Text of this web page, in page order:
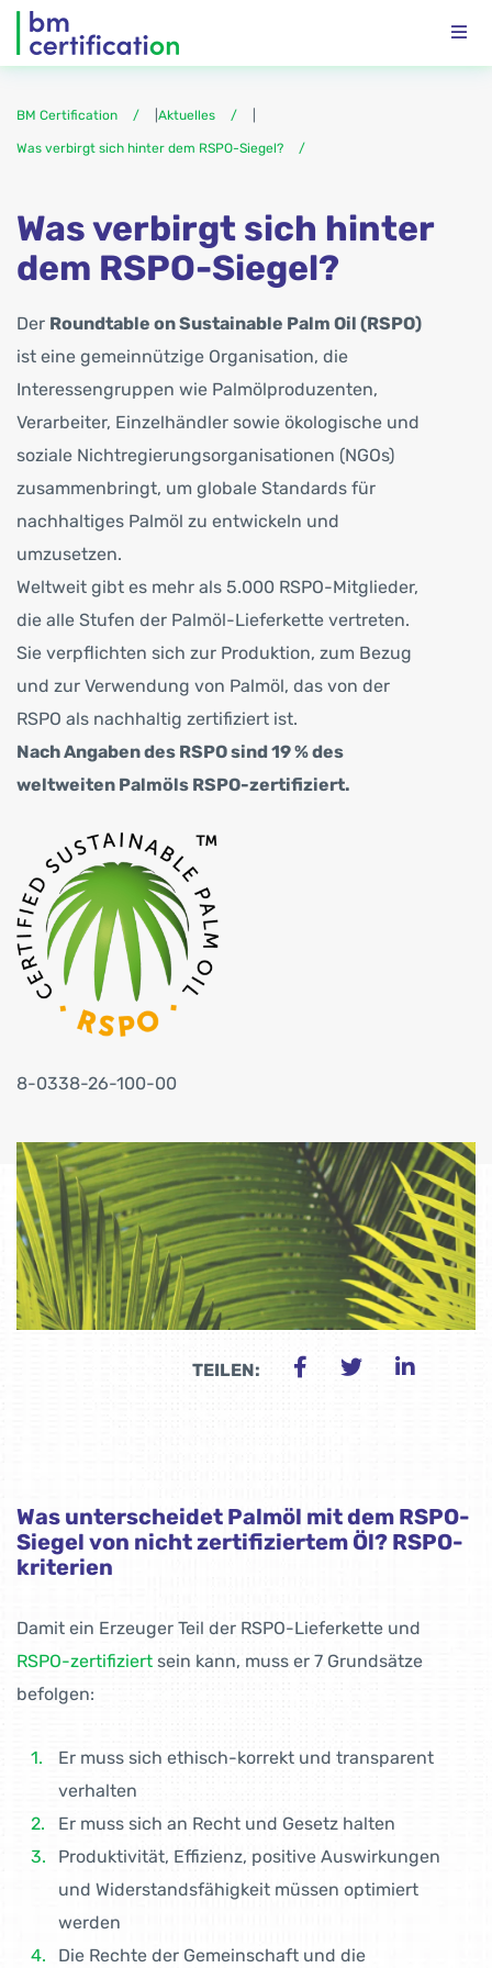
BM Certification Aktuelles
Was verbirgt sich hinter dem RSPO-Siegel?
Was verbirgt sich hinter
dem RSPO-Siegel?
Der Roundtable on Sustainable Palm Oil (RSPO)
ist eine gemeinnützige Organisation, die
Interessengruppen wie Palmölproduzenten,
Verarbeiter, Einzelhändler sowie ökologische und
soziale Nichtregierungsorganisationen (NGOs)
zusammenbringt, um globale Standards für
nachhaltiges Palmöl zu entwickeln und
umzusetzen.
Weltweit gibt es mehr als 5.000 RSPO-Mitglieder,
die alle Stufen der Palmöl-Lieferkette vertreten.
Sie verpflichten sich zur Produktion, zum Bezug
und zur Verwendung von Palmöl, das von der
RSPO als nachhaltig zertifiziert ist.
Nach Angaben des RSPO sind 19 % des
weltweiten Palmöls RSPO-zertifiziert.
8-0338-26-100-00
TEILEN:
Was unterscheidet Palmöl mit dem RSPO-
Siegel von nicht zertifiziertem Öl? RSPO-
kriterien
Damit ein Erzeuger Teil der RSPO-Lieferkette und
RSPO-zertifiziert sein kann, muss er 7 Grundsätze
befolgen:
Er muss sich ethisch-korrekt und transparent
verhalten
Er muss sich an Recht und Gesetz halten
Produktivität, Effizienz, positive Auswirkungen
und Widerstandsfähigkeit müssen optimiert
werden
Die Rechte der Gemeinschaft und die